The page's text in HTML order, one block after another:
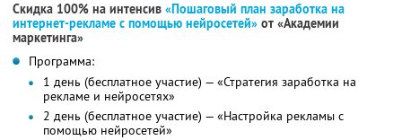
Скидка 100% на интенсив «Пошаговый план заработка на
интернет-рекламе с помощью нейросетей» от «Академии
маркетинга»
Программа:
1 день (бесплатное участие) — «Стратегия заработка на
рекламе и нейросетях»
2 день (бесплатное участие) — «Настройка рекламы с
помощью нейросетей»